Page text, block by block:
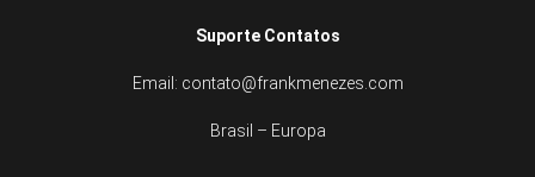
Suporte Contatos
Email: contato@frankmenezes.com
Brasil – Europa